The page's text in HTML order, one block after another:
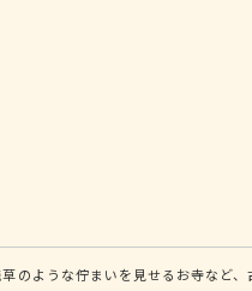
のような佇まいを見せるお寺など